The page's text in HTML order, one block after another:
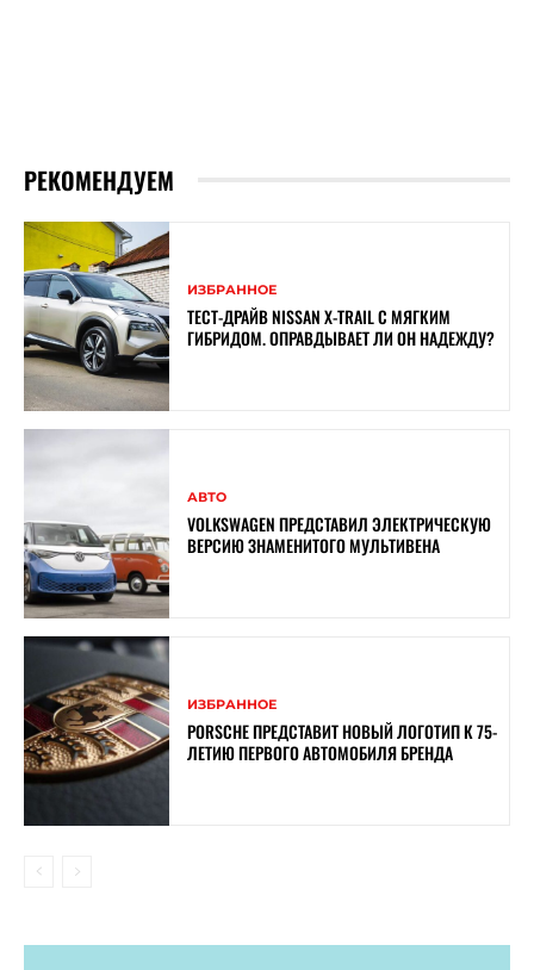
РЕКОМЕНДУЕМ
ИЗБРАННОЕ
ТЕСТ-ДРАЙВ NISSAN X-TRAIL С МЯГКИМ
ГИБРИДОМ. ОПРАВДЫВАЕТ ЛИ ОН НАДЕЖДУ?
АВТО
VOLKSWAGEN ПРЕДСТАВИЛ ЭЛЕКТРИЧЕСКУЮ
ВЕРСИЮ ЗНАМЕНИТОГО МУЛЬТИВЕНА
ИЗБРАННОЕ
PORSCHE ПРЕДСТАВИТ НОВЫЙ ЛОГОТИП К 75-
ЛЕТИЮ ПЕРВОГО АВТОМОБИЛЯ БРЕНДА